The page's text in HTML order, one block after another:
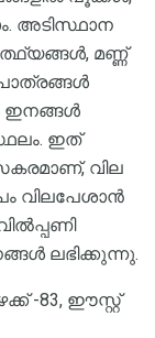
അടിസ്ഥാന
മണ്ണ്
ഇനങ്ങൾ
ഇത്
വില
വിലപേശാൻ
ലഭിക്കുന്നു.
-83, ഈസ്റ്റ്